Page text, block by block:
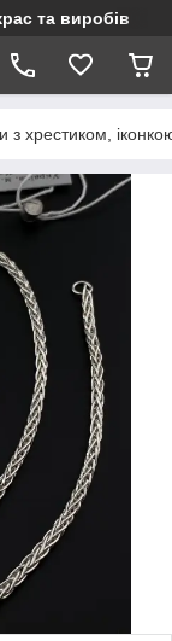
та виробів
з хрестиком,